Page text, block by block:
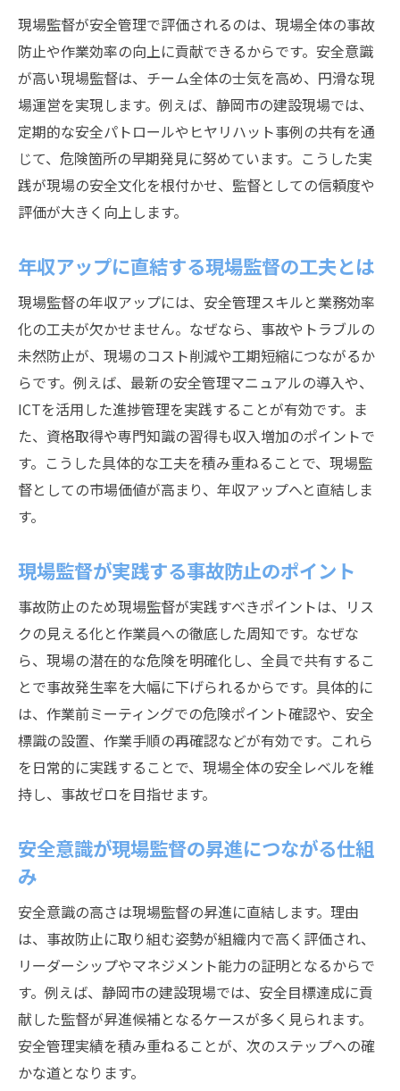
現場監督が安全管理で評価されるのは、現場全体の事故
防止や作業効率の向上に貢献できるからです。安全意識
が高い現場監督は、チーム全体の士気を高め、円滑な現
場運営を実現します。例えば、静岡市の建設現場では、
定期的な安全パトロールやヒヤリハット事例の共有を通
じて、危険箇所の早期発見に努めています。こうした実
践が現場の安全文化を根付かせ、監督としての信頼度や
評価が大きく向上します。
年収アップに直結する現場監督の工夫とは
現場監督の年収アップには、安全管理スキルと業務効率
化の工夫が欠かせません。なぜなら、事故やトラブルの
未然防止が、現場のコスト削減や工期短縮につながるか
らです。例えば、最新の安全管理マニュアルの導入や、
ICTを活用した進捗管理を実践することが有効です。ま
た、資格取得や専門知識の習得も収入増加のポイントで
す。こうした具体的な工夫を積み重ねることで、現場監
督としての市場価値が高まり、年収アップへと直結しま
す。
現場監督が実践する事故防止のポイント
事故防止のため現場監督が実践すべきポイントは、リス
クの見える化と作業員への徹底した周知です。なぜな
ら、現場の潜在的な危険を明確化し、全員で共有するこ
とで事故発生率を大幅に下げられるからです。具体的に
は、作業前ミーティングでの危険ポイント確認や、安全
標識の設置、作業手順の再確認などが有効です。これら
を日常的に実践することで、現場全体の安全レベルを維
持し、事故ゼロを目指せます。
安全意識が現場監督の昇進につながる仕組
み
安全意識の高さは現場監督の昇進に直結します。理由
は、事故防止に取り組む姿勢が組織内で高く評価され、
リーダーシップやマネジメント能力の証明となるからで
す。例えば、静岡市の建設現場では、安全目標達成に貢
献した監督が昇進候補となるケースが多く見られます。
安全管理実績を積み重ねることが、次のステップへの確
かな道となります。